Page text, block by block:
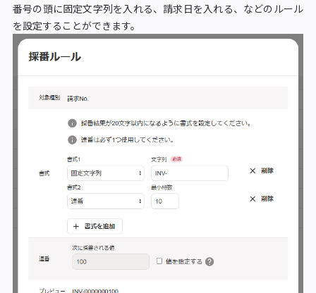
番号の頭に固定文字列を入れる、請求日を入れる、などのルール
を設定することができます。